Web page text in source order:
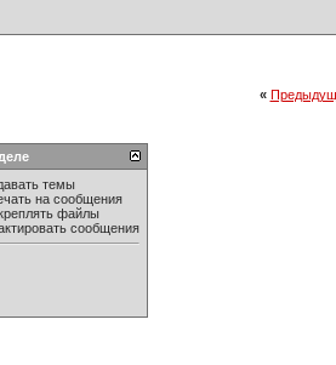
«
темы
на сообщения
файлы
сообщения